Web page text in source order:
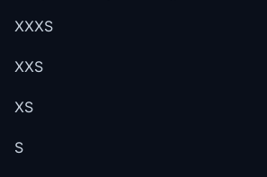
XXXS
XXS
XS
S